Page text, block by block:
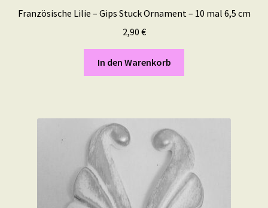
Französische Lilie – Gips Stuck Ornament – 10 mal 6,5 cm
2,90 €
In den Warenkorb